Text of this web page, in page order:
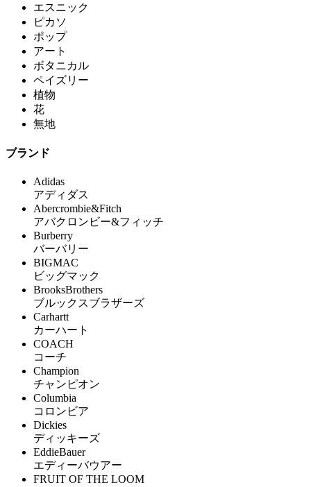
エスニック
ピカソ
ポップ
アート
ボタニカル
ペイズリー
植物
花
無地
ブランド
Adidas
アディダス
Abercrombie&Fitch
アバクロンビー&フィッチ
Burberry
バーバリー
BIGMAC
ビッグマック
BrooksBrothers
ブルックスブラザーズ
Carhartt
カーハート
COACH
コーチ
Champion
チャンピオン
Columbia
コロンビア
Dickies
ディッキーズ
EddieBauer
エディーバウアー
FRUIT OF THE LOOM